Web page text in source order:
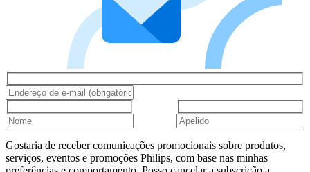
Gostaria de receber comunicações promocionais sobre produtos,
serviços, eventos e promoções Philips, com base nas minhas